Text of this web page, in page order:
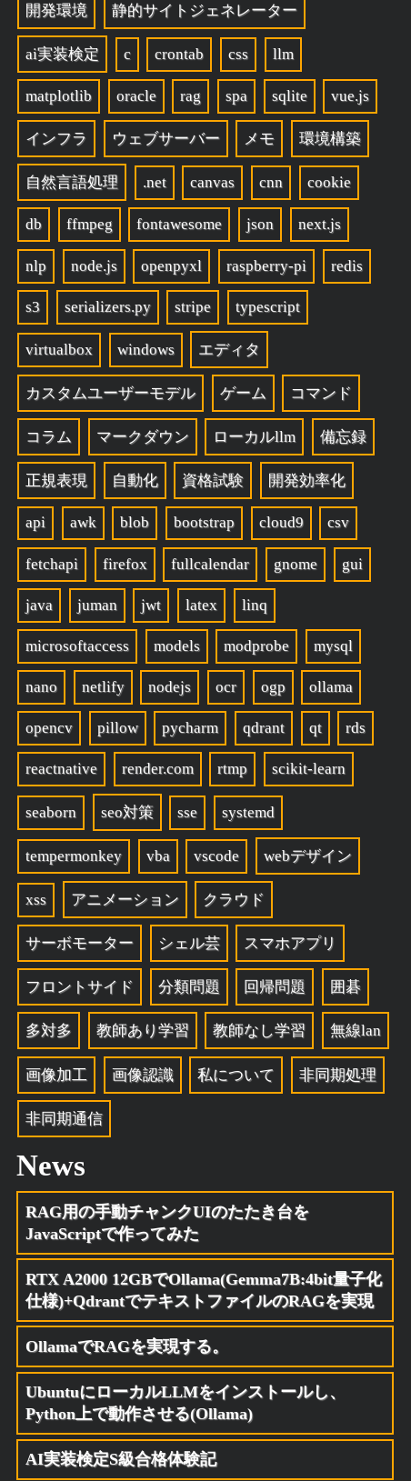
開発環境 静的サイトジェネレーター
ai実装検定 c crontab css llm
matplotlib oracle rag spa sqlite vue.js
インフラ ウェブサーバー メモ 環境構築
自然言語処理 .net canvas cnn cookie
db ffmpeg fontawesome json next.js
nlp node.js openpyxl raspberry-pi redis
s3 serializers.py stripe typescript
virtualbox windows エディタ
カスタムユーザーモデル ゲーム コマンド
コラム マークダウン ローカルllm 備忘録
正規表現 自動化 資格試験 開発効率化
api awk blob bootstrap cloud9 csv
fetchapi firefox fullcalendar gnome gui
java juman jwt latex linq
microsoftaccess models modprobe mysql
nano netlify nodejs ocr ogp ollama
opencv pillow pycharm qdrant qt rds
reactnative render.com rtmp scikit-learn
seaborn seo対策 sse systemd
tempermonkey vba vscode webデザイン
xss アニメーション クラウド
サーボモーター シェル芸 スマホアプリ
フロントサイド 分類問題 回帰問題 囲碁
多対多 教師あり学習 教師なし学習 無線lan
画像加工 画像認識 私について 非同期処理
非同期通信
News
RAG用の手動チャンクUIのたたき台を
JavaScriptで作ってみた
RTX A2000 12GBでOllama(Gemma7B:4bit量子化
仕様)+QdrantでテキストファイルのRAGを実現
OllamaでRAGを実現する。
UbuntuにローカルLLMをインストールし、
Python上で動作させる(Ollama)
AI実装検定S級合格体験記